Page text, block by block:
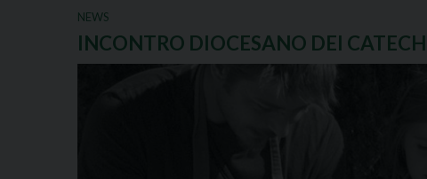
NEWS
INCONTRO DIOCESANO DEI